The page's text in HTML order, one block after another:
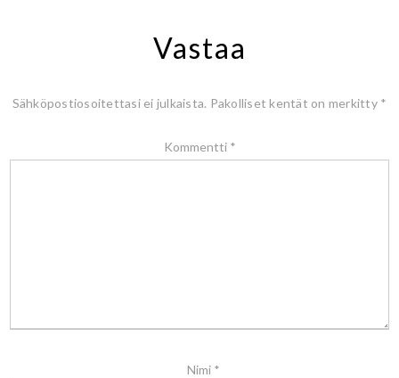
Vastaa
Sähköpostiosoitettasi ei julkaista. Pakolliset kentät on merkitty *
Kommentti *
Nimi *